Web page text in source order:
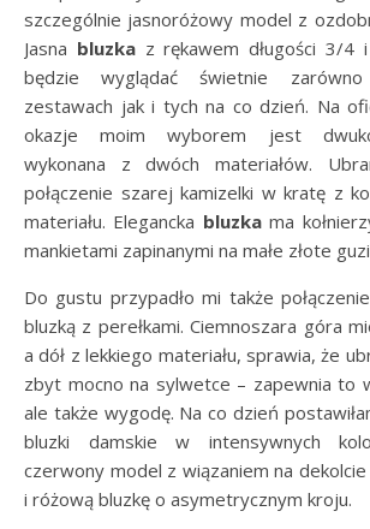
szczególnie jasnoróżowy model z
Jasna bluzkaz rękawem długości 3/4
będzie wyglądać świetnie
zestawach jak i tych na co dzień. Na
okazje moim wyborem jest
wykonana z dwóch materiałów.
połączenie szarej kamizelki w kratę z
materiału. Elegancka bluzkama
mankietami zapinanymi na małe złote
Do gustu przypadło mi także
bluzką z perełkami. Ciemnoszara góra
a dół z lekkiego materiału, sprawia, że
zbyt mocno na sylwetce – zapewnia to
ale także wygodę. Na co dzień
bluzki damskie w intensywnych
czerwony model z wiązaniem na
i różową bluzkę o asymetrycznym kroju.